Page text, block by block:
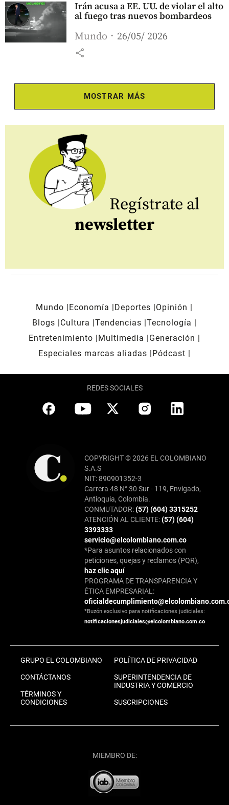
Irán acusa a EE. UU. de violar el alto
al fuego tras nuevos bombardeos
Mundo 26/05/ 2026
share
MOSTRAR MÁS
Regístrate al
newsletter
Mundo Economía Deportes
Opinión
Blogs
Cultura Tendencias Tecnología
Entretenimiento
Multimedia
Generación
Especiales marcas aliadas
Pódcast
REDES SOCIALES
COPYRIGHT © 2026 EL COLOMBIANO
S.A.S
NIT: 890901352-3
Carrera 48 N° 30 Sur - 119, Envigado,
Antioquia, Colombia.
CONMUTADOR:(57) (604) 3315252
ATENCIÓN AL CLIENTE:(57) (604)
3393333
servicio@elcolombiano.com.co
*Para asuntos relacionados con
peticiones, quejas y reclamos (PQR),
haz clic aquí
PROGRAMA DE TRANSPARENCIA Y
ÉTICA EMPRESARIAL:
*Buzón exclusivo para notificaciones judiciales:
notificacionesjudiciales@elcolombiano.com.co
GRUPO EL COLOMBIANO
CONTÁCTANOS
TÉRMINOS Y
CONDICIONES
POLÍTICA DE PRIVACIDAD
SUPERINTENDENCIA DE
INDUSTRIA Y COMERCIO
SUSCRIPCIONES
MIEMBRO DE: